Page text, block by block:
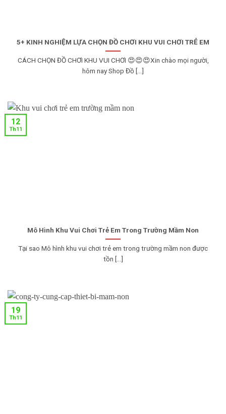
5+ KINH NGHIỆM LỰA CHỌN ĐỒ CHƠI KHU VUI CHƠI TRẺ EM
CÁCH CHỌN ĐỒ CHƠI KHU VUI CHƠI 😍😍😍Xin chào mọi người,
hôm nay Shop Đồ [...]
Mô Hình Khu Vui Chơi Trẻ Em Trong Trường Mầm Non
Tại sao Mô hình khu vui chơi trẻ em trong trường mầm non được
tồn [...]
12
Th11
19
Th11